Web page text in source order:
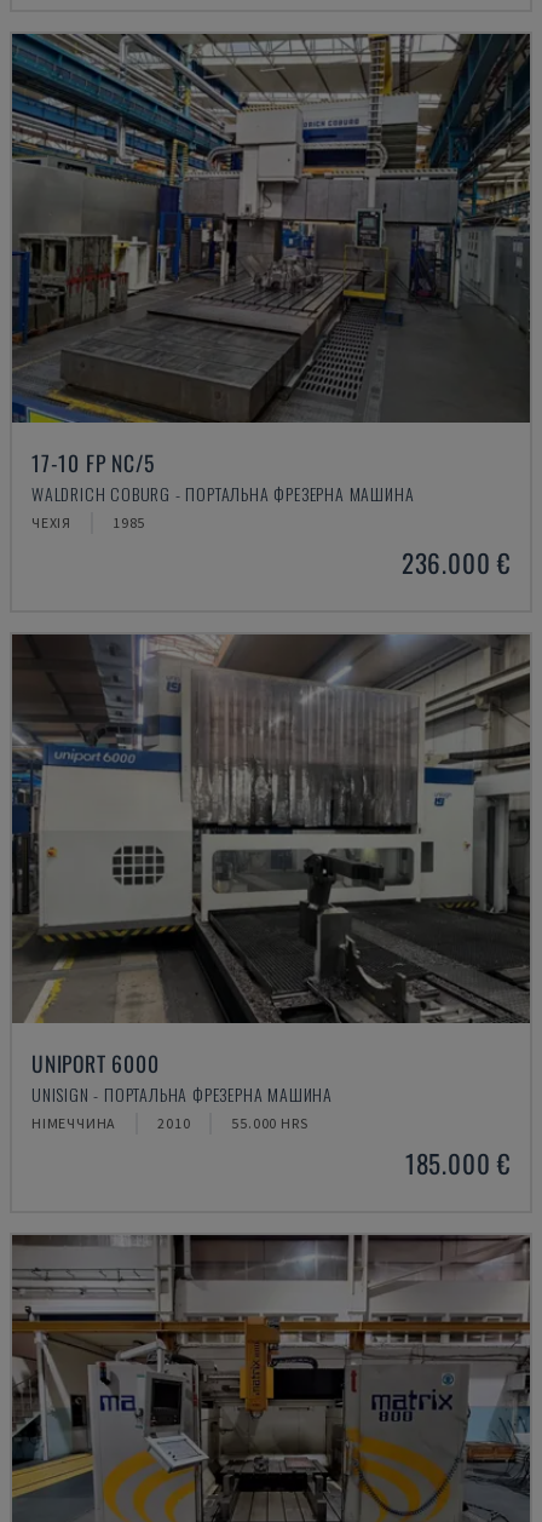
17-10 FP NC/5
WALDRICH COBURG - ПОРТАЛЬНА ФРЕЗЕРНА МАШИНА
ЧЕХІЯ 1985
236.000 €
UNIPORT 6000
UNISIGN - ПОРТАЛЬНА ФРЕЗЕРНА МАШИНА
НІМЕЧЧИНА 2010 55.000 HRS
185.000 €